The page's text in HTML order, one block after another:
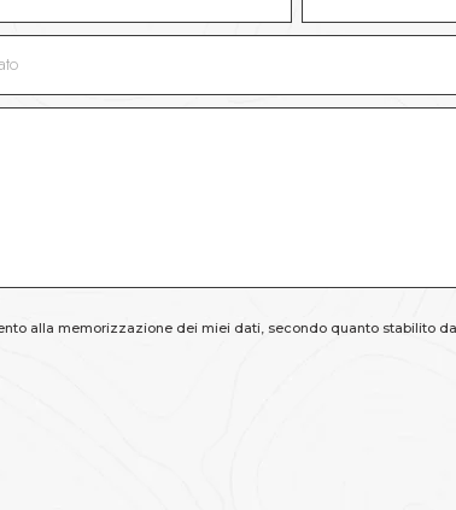
alla memorizzazione dei miei dati, secondo quanto stabilito